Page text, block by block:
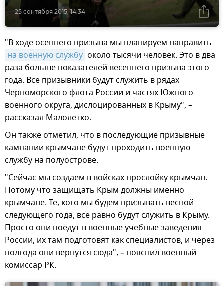
25 сентября 2015, 14:34
"В ходе осеннего призыва мы планируем направить
на военную службу около тысячи человек. Это в два
раза больше показателей весеннего призыва этого
года. Все призывники будут служить в рядах
Черноморского флота России и частях Южного
военного округа, дислоцированных в Крыму", –
рассказал Малолетко.
Он также отметил, что в последующие призывные
кампании крымчане будут проходить военную
службу на полуострове.
"Сейчас мы создаем в войсках прослойку крымчан.
Потому что защищать Крым должны именно
крымчане. Те, кого мы будем призывать весной
следующего года, все равно будут служить в Крыму.
Просто они поедут в военные учебные заведения
России, их там подготовят как специалистов, и через
полгода они вернутся сюда", – пояснил военный
комиссар РК.